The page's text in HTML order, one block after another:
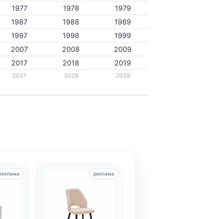
1977 1978
1979
1987
1988
1989
1997
1998
1999
2007
2008
2009
2017
2018 2019
2027 2028 2029
реклама